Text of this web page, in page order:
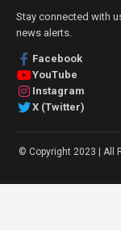
Stay connected with
news alerts.
Facebook
YouTube
Instagram
X (Twitter)
© Copyright 2023 | All